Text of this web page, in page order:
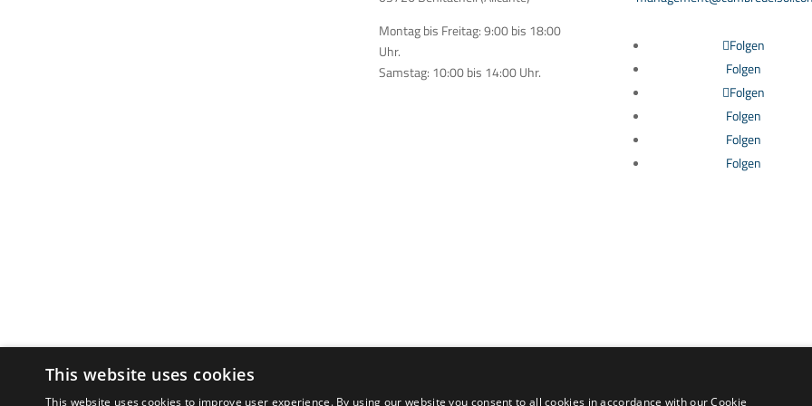
Montag bis Freitag: 9:00 bis 18:00
Uhr.
Samstag: 10:00 bis 14:00 Uhr.
Folgen
Folgen
Folgen
Folgen
Folgen
Folgen
Cumbre del Sol Pre-Owned ist die Marke der Firma AFLYS CONSULTANTS S.L., eingetragen im Register der Immobilienmakler
Acceso norte s/n, Cumbre del Sol Pre-Owned Informationsbüro, 03726, Benitachell | Copyright © 2025 Cumbre del
This website uses cookies
This website uses cookies to improve user experience. By using our website you consent to all cookies in accordance with our Cookie